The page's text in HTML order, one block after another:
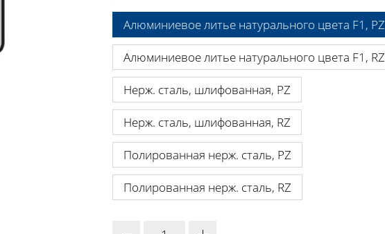
Алюминиевое литье натурального цвета F1, PZ
Алюминиевое литье натурального цвета F1, RZ
Нерж. сталь, шлифованная, PZ
Нерж. сталь, шлифованная, RZ
Полированная нерж. сталь, PZ
Полированная нерж. сталь, RZ